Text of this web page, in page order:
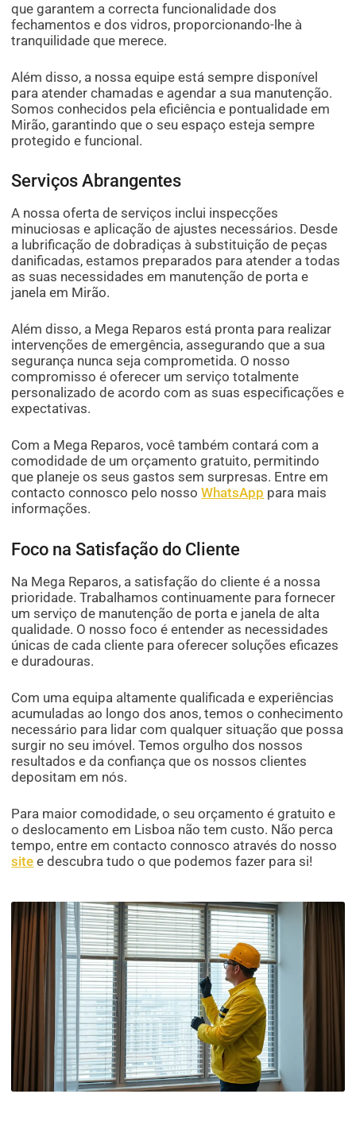
que garantem a correcta funcionalidade dos
fechamentos e dos vidros, proporcionando-lhe à
tranquilidade que merece.
Além disso, a nossa equipe está sempre disponível
para atender chamadas e agendar a sua manutenção.
Somos conhecidos pela eficiência e pontualidade em
Mirão, garantindo que o seu espaço esteja sempre
protegido e funcional.
Serviços Abrangentes
A nossa oferta de serviços inclui inspecções
minuciosas e aplicação de ajustes necessários. Desde
a lubrificação de dobradiças à substituição de peças
danificadas, estamos preparados para atender a todas
as suas necessidades em manutenção de porta e
janela em Mirão.
Além disso, a Mega Reparos está pronta para realizar
intervenções de emergência, assegurando que a sua
segurança nunca seja comprometida. O nosso
compromisso é oferecer um serviço totalmente
personalizado de acordo com as suas especificações e
expectativas.
Com a Mega Reparos, você também contará com a
comodidade de um orçamento gratuito, permitindo
que planeje os seus gastos sem surpresas. Entre em
contacto connosco pelo nossoWhatsApp para mais
informações.
Foco na Satisfação do Cliente
Na Mega Reparos, a satisfação do cliente é a nossa
prioridade. Trabalhamos continuamente para fornecer
um serviço de manutenção de porta e janela de alta
qualidade. O nosso foco é entender as necessidades
únicas de cada cliente para oferecer soluções eficazes
e duradouras.
Com uma equipa altamente qualificada e experiências
acumuladas ao longo dos anos, temos o conhecimento
necessário para lidar com qualquer situação que possa
surgir no seu imóvel. Temos orgulho dos nossos
resultados e da confiança que os nossos clientes
depositam em nós.
Para maior comodidade, o seu orçamento é gratuito e
o deslocamento em Lisboa não tem custo. Não perca
tempo, entre em contacto connosco através do nosso
site e descubra tudo o que podemos fazer para si!